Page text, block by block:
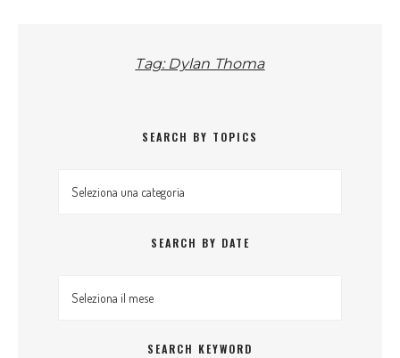
Tag: Dylan Thoma
SEARCH BY TOPICS
Search by topics
SEARCH BY DATE
Search By Date
SEARCH KEYWORD